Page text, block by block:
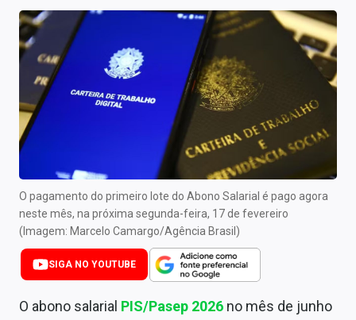
Newsletters
Cotações
Comprar ou vender?
Carteiras Recomendadas
Central de Dividendos
Central de Fundos Imobiliários
Central dos IPOs
Renda Fixa
Finanças Pessoais
O pagamento do primeiro lote do Abono Salarial é pago agora
neste mês, na próxima segunda-feira, 17 de fevereiro
(Imagem: Marcelo Camargo/Agência Brasil)
SIGA NO YOUTUBE
O abono salarial PIS/Pasep 2026 no mês de junho